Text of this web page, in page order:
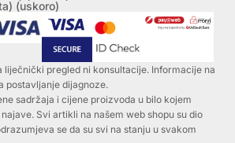
(uskoro)
liječnički pregled ni konsultacije. Informacije na
postavljanje dijagnoze.
sadržaja i cijene proizvoda u bilo kojem
Svi artikli na našem web shopu su dio
se da su svi na stanju u svakom